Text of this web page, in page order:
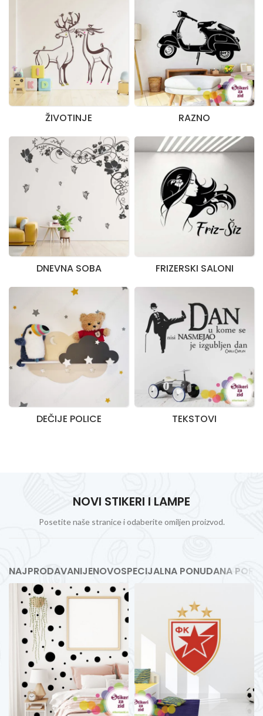
ŽIVOTINJE RAZNO
DNEVNA SOBA FRIZERSKI SALONI
DEČIJE POLICE TEKSTOVI
NOVI STIKERI I LAMPE
Posetite naše stranice i odaberite omiljen proizvod.
NAJPRODAVANIJENOVOSPECIJALNA PONUDANA